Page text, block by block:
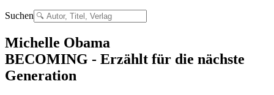
Suchen
Michelle Obama
BECOMING - Erzählt für die nächste
Generation